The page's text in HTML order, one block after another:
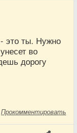
это ты. Нужно
во
дорогу
Прокомментировать